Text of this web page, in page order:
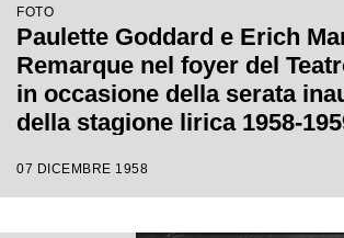
FOTO
Paulette Goddard e Erich
Remarque nel foyer del
in occasione della serata
della stagione lirica 1958-
diretta da Antonino Votto con
07 DICEMBRE 1958